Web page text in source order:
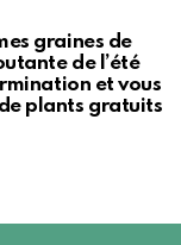
graines de
de l’été
et vous
plants gratuits